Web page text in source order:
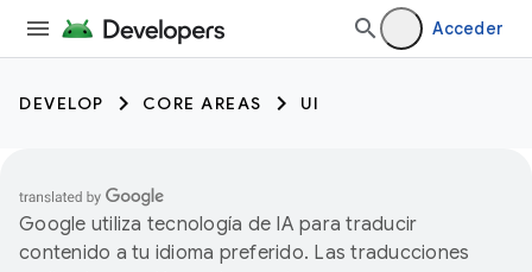
Acceder
DEVELOP CORE AREAS UI
Google utiliza tecnología de IA para traducir
contenido a tu idioma preferido. Las traducciones